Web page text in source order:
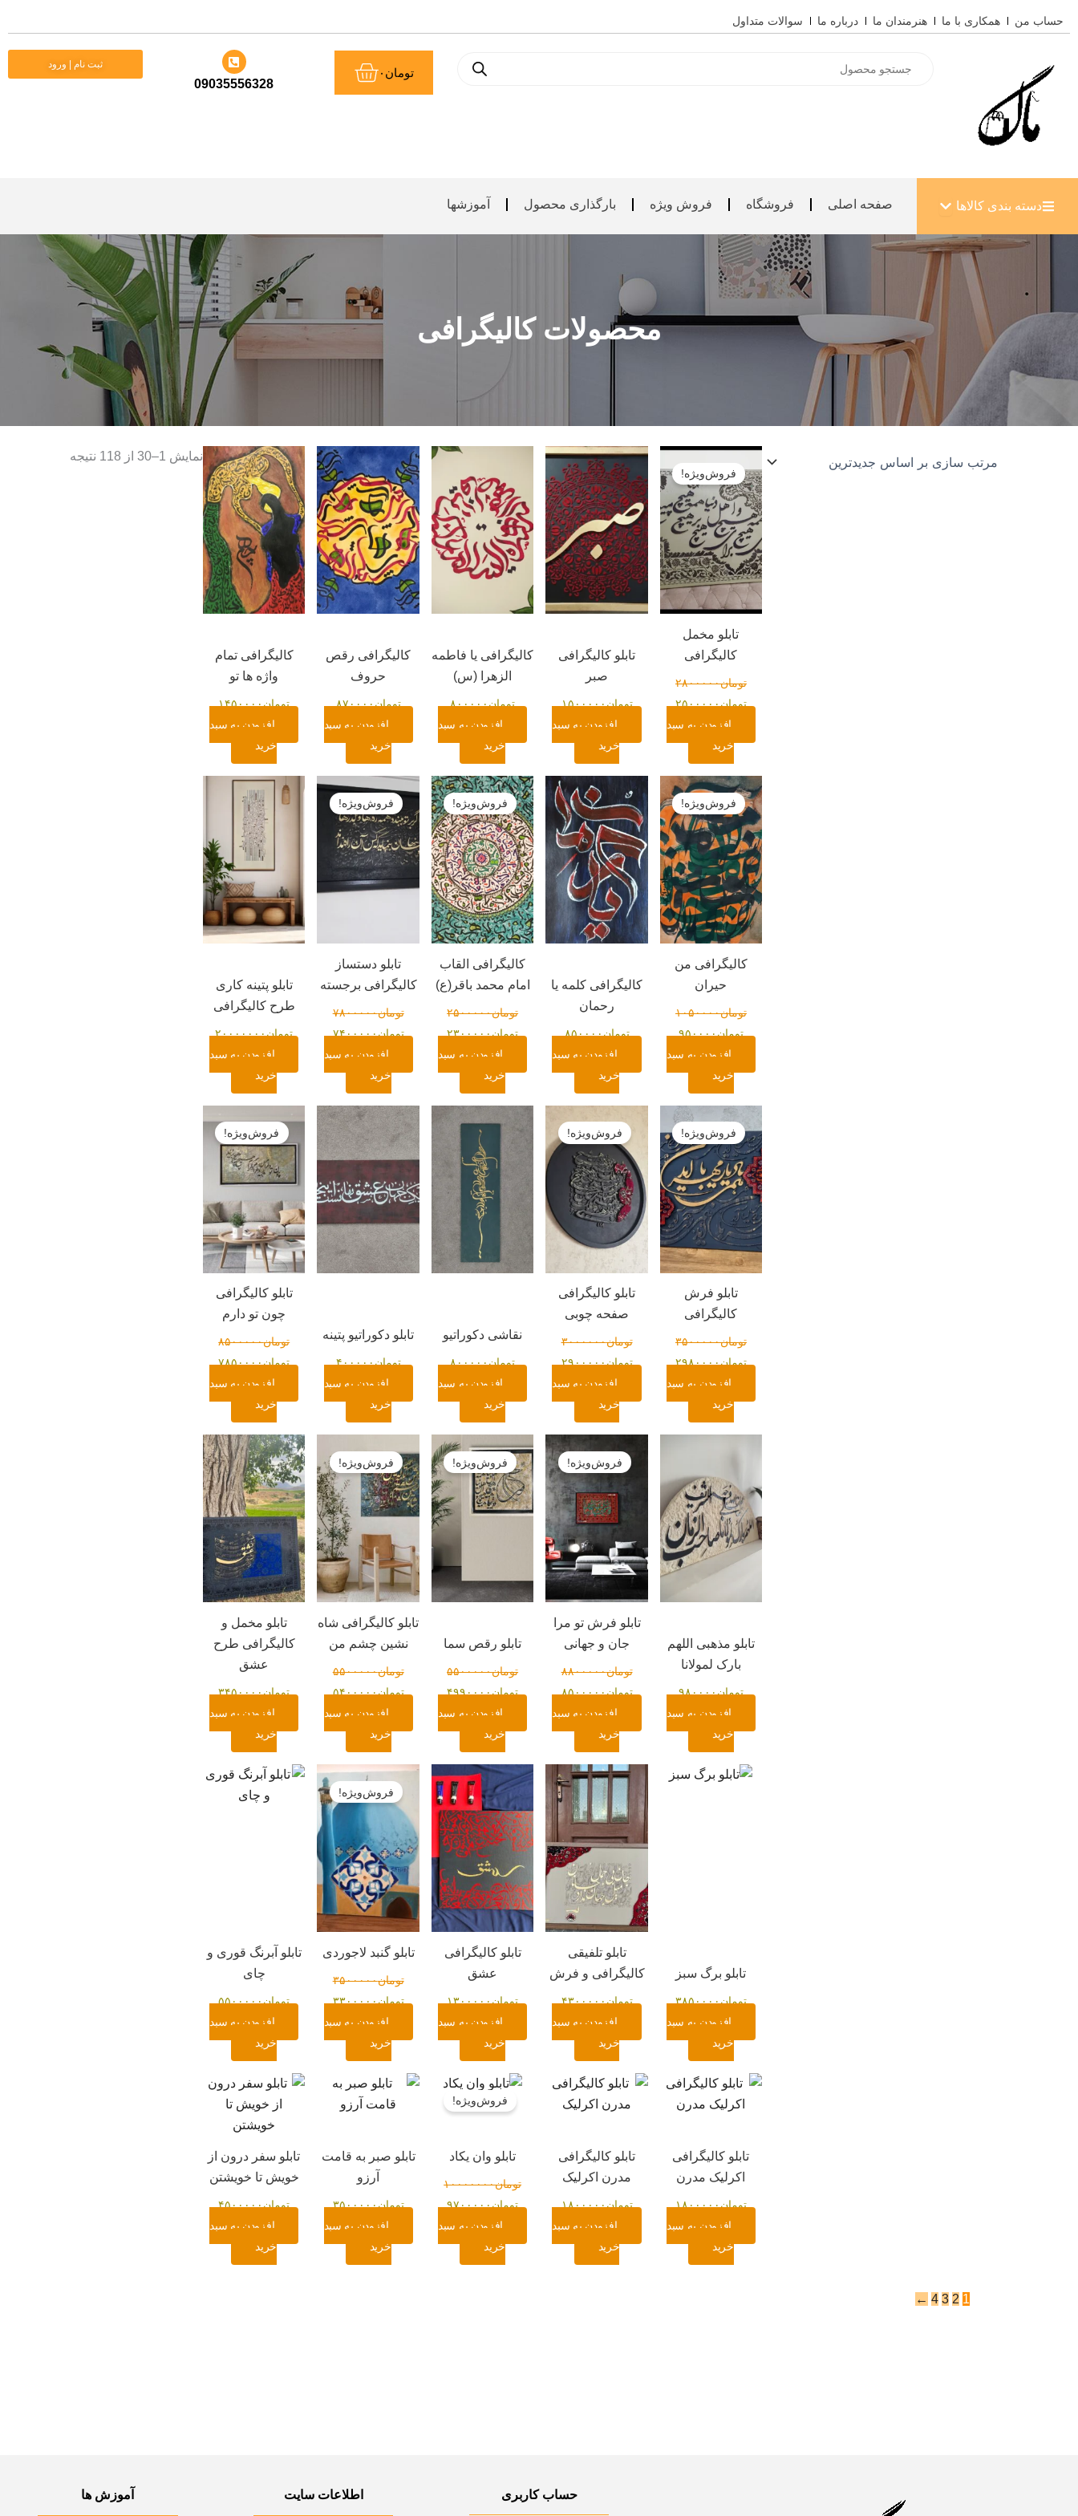
به
حساب من همکاری با ما هنرمندان ما درباره ما سوالات متداول
search
تومان ۰سبد
خرید
09035556328
ثبت نام | ورود
دسته بندی کالاها باز کردن دسته بندی کالاها
صفحه اصلی فروشگاه فروش ویژه بارگذاری محصول آموزشها
محصولات کالیگرافی
نمایش 1–30 از 118 نتیجه
فروش‌ویژه!
تابلو مخمل
کالیگرافی
تومان۲۸۰۰۰۰۰
قیمت
اصلی:
تومان۲۸۰۰۰۰۰
بود.
تومان۲۵۰۰۰۰۰
قیمت
فعلی:
تومان۲۵۰۰۰۰۰.
افزودن به سبد
خرید
تابلو کالیگرافی
صبر
تومان۱۵۰۰۰۰۰
افزودن به سبد
خرید
کالیگرافی یا فاطمه
الزهرا (س)
تومان۸۰۰۰۰۰
افزودن به سبد
خرید
کالیگرافی رقص
حروف
تومان۸۷۰۰۰۰
افزودن به سبد
خرید
کالیگرافی تمام
واژه ها تو
تومان۱۴۵۰۰۰۰
افزودن به سبد
خرید
فروش‌ویژه!
کالیگرافی من
حیران
تومان۱۰۵۰۰۰۰
قیمت
اصلی:
تومان۱۰۵۰۰۰۰
بود.
تومان۹۵۰۰۰۰
قیمت
فعلی:
تومان۹۵۰۰۰۰.
افزودن به سبد
خرید
کالیگرافی کلمه یا
رحمان
تومان۸۵۰۰۰۰
افزودن به سبد
خرید
فروش‌ویژه!
کالیگرافی القاب
امام محمد باقر(ع)
تومان۲۵۰۰۰۰۰
قیمت
اصلی:
تومان۲۵۰۰۰۰۰
بود.
تومان۲۳۰۰۰۰۰
قیمت
فعلی:
تومان۲۳۰۰۰۰۰.
افزودن به سبد
خرید
فروش‌ویژه!
تابلو دستساز
کالیگرافی برجسته
تومان۷۸۰۰۰۰۰
قیمت
اصلی:
تومان۷۸۰۰۰۰۰
بود.
تومان۷۴۰۰۰۰۰
قیمت
فعلی:
تومان۷۴۰۰۰۰۰.
افزودن به سبد
خرید
تابلو پتینه کاری
طرح کالیگرافی
تومان۲۰۰۰۰۰۰۰
افزودن به سبد
خرید
فروش‌ویژه!
تابلو فرش
کالیگرافی
تومان۳۵۰۰۰۰۰
قیمت
اصلی:
تومان۳۵۰۰۰۰۰
بود.
تومان۲۹۸۰۰۰۰
قیمت
فعلی:
تومان۲۹۸۰۰۰۰.
افزودن به سبد
خرید
فروش‌ویژه!
تابلو کالیگرافی
صفحه چوبی
تومان۳۰۰۰۰۰۰
اصلی:
تومان۳۰۰۰۰۰۰
بود.
تومان۲۹۰۰۰۰۰
فعلی:
تومان۲۹۰۰۰۰۰.
افزودن به سبد
خرید
نقاشی دکوراتیو
تومان۸۰۰۰۰۰
افزودن به سبد
خرید
تابلو دکوراتیو پتینه
تومان۴۰۰۰۰۰
افزودن به سبد
خرید
فروش‌ویژه!
تابلو کالیگرافی
چون تو دارم
تومان۸۵۰۰۰۰۰
اصلی:
تومان۸۵۰۰۰۰۰
بود.
تومان۷۸۵۰۰۰۰
فعلی:
تومان۷۸۵۰۰۰۰.
افزودن به سبد
خرید
تابلو مذهبی اللهم
بارک لمولانا
تومان۹۸۰۰۰۰
افزودن به سبد
خرید
فروش‌ویژه!
تابلو فرش تو مرا
جان و جهانی
تومان۸۸۰۰۰۰۰
اصلی:
تومان۸۸۰۰۰۰۰
بود.
تومان۸۵۰۰۰۰۰
قیمت
فعلی:
تومان۸۵۰۰۰۰۰.
افزودن به سبد
خرید
فروش‌ویژه!
تابلو رقص سما
تومان۵۵۰۰۰۰۰
اصلی:
تومان۵۵۰۰۰۰۰
بود.
تومان۴۹۹۰۰۰۰
قیمت
فعلی:
تومان۴۹۹۰۰۰۰.
افزودن به سبد
خرید
فروش‌ویژه!
تابلو کالیگرافی شاه
نشین چشم من
تومان۵۵۰۰۰۰۰
اصلی:
تومان۵۵۰۰۰۰۰
بود.
تومان۵۴۰۰۰۰۰
فعلی:
تومان۵۴۰۰۰۰۰.
افزودن به سبد
خرید
تابلو مخمل و
کالیگرافی طرح
عشق
تومان۳۴۵۰۰۰۰
افزودن به سبد
خرید
تابلو برگ سبز
تومان۳۸۵۰۰۰۰
افزودن به سبد
خرید
تابلو تلفیقی
کالیگرافی و فرش
تومان۴۳۰۰۰۰۰
افزودن به سبد
خرید
تابلو کالیگرافی
عشق
تومان۱۳۰۰۰۰۰
افزودن به سبد
خرید
فروش‌ویژه!
تابلو گنبد لاجوردی
تومان۳۵۰۰۰۰۰
قیمت
اصلی:
تومان۳۵۰۰۰۰۰
بود.
تومان۳۳۰۰۰۰۰
قیمت
فعلی:
تومان۳۳۰۰۰۰۰.
افزودن به سبد
خرید
تابلو آبرنگ قوری و
چای
تومان۵۵۰۰۰۰۰
افزودن به سبد
خرید
تابلو کالیگرافی
اکرلیک مدرن
تومان۱۸۰۰۰۰۰
افزودن به سبد
خرید
تابلو کالیگرافی
مدرن اکرلیک
تومان۱۸۰۰۰۰۰
افزودن به سبد
خرید
فروش‌ویژه!
تابلو وان یکاد
تومان۱۰۰۰۰۰۰۰
قیمت
اصلی:
تومان۱۰۰۰۰۰۰۰
تومان۹۷۰۰۰۰۰
قیمت
تومان۹۷۰۰۰۰۰.
افزودن به سبد
خرید
تابلو صبر به قامت
آرزو
تومان۳۵۰۰۰۰۰
افزودن به سبد
خرید
تابلو سفر درون از
خویش تا خویشتن
تومان۴۵۰۰۰۰۰
افزودن به سبد
خرید
1
2
3
4
←
حساب کاربری اطلاعات سایت آموزش ها